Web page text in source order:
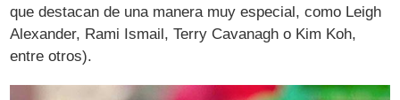
que destacan de una manera muy especial, como Leigh
Alexander, Rami Ismail, Terry Cavanagh o Kim Koh,
entre otros).